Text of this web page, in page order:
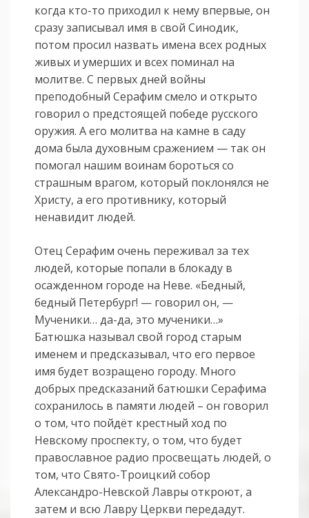
когда кто-то приходил к нему впервые, он
сразу записывал имя в свой Синодик,
потом просил назвать имена всех родных
живых и умерших и всех поминал на
молитве. С первых дней войны
преподобный Серафим смело и открыто
говорил о предстоящей победе русского
оружия. А его молитва на камне в саду
дома была духовным сражением — так он
помогал нашим воинам бороться со
страшным врагом, который поклонялся не
Христу, а его противнику, который
ненавидит людей.
Отец Серафим очень переживал за тех
людей, которые попали в блокаду в
осажденном городе на Неве. «Бедный,
бедный Петербург! — говорил он, —
Мученики… да-да, это мученики…»
Батюшка называл свой город старым
именем и предсказывал, что его первое
имя будет возращено городу. Много
добрых предсказаний батюшки Серафима
сохранилось в памяти людей – он говорил
о том, что пойдёт крестный ход по
Невскому проспекту, о том, что будет
православное радио просвещать людей, о
том, что Свято-Троицкий собор
Александро-Невской Лавры откроют, а
затем и всю Лавру Церкви передадут.